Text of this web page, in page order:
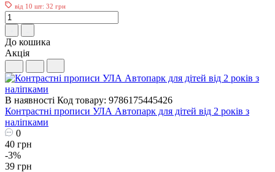
від 10 шт: 32 грн
До кошика
Акція
В наявності Код товару: 9786175445426
Контрастні прописи УЛА Автопарк для дітей від 2 років з
наліпками
0
40 грн
-3%
39 грн